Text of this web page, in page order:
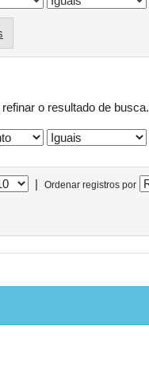
o resultado de busca.
| Ordenar registros por